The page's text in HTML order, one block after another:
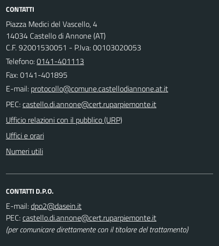
CONTATTI
Piazza Medici del Vascello, 4
14034 Castello di Annone (AT)
C.F. 92001530051 - P.Iva: 00103020053
Telefono:0141-401113
Fax: 0141-401895
E-mail:
PEC:
Ufficio relazioni con il pubblico (URP)
Uffici e orari
Numeri utili
CONTATTI D.P.O.
E-mail:
PEC:
(per comunicare direttamente con il titolare del trattamento)